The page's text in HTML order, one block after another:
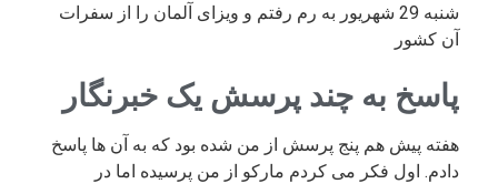
شنبه 29 شهریور به رم رفتم و ویزای آلمان را از سفرات
آن کشور
پاسخ به چند پرسش یک خبرنگار
هفته پیش هم پنج پرسش از من شده بود که به آن ها پاسخ
دادم. اول فکر می کردم مارکو از من پرسیده اما در